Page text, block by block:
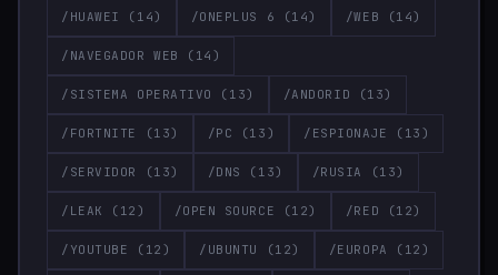
/HUAWEI (14) /ONEPLUS 6 (14) /WEB (14)
/NAVEGADOR WEB (14)
/SISTEMA OPERATIVO (13) /ANDORID (13)
/FORTNITE (13) /PC (13) /ESPIONAJE (13)
/SERVIDOR (13) /DNS (13) /RUSIA (13)
/LEAK (12) /OPEN SOURCE (12) /RED (12)
/YOUTUBE (12) /UBUNTU (12) /EUROPA (12)